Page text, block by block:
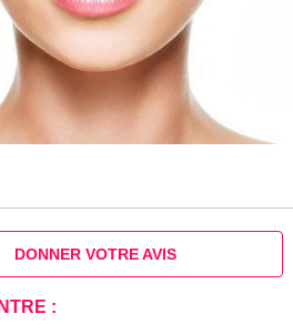
DONNER VOTRE AVIS
: